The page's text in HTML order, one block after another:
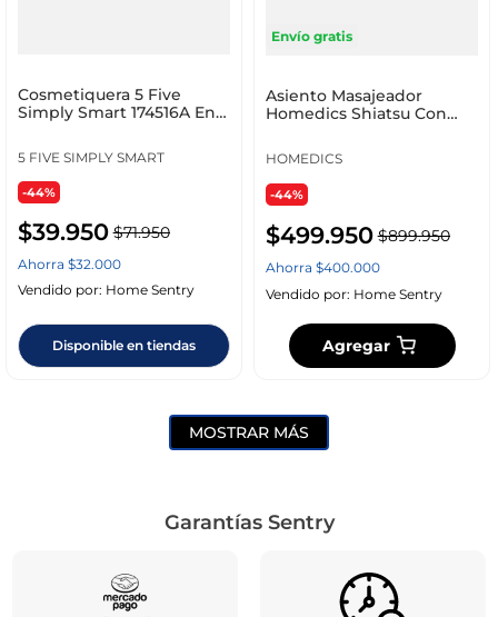
Cosmetiquera 5 Five
Simply Smart 174516A En
5 FIVE SIMPLY SMART
-44%
$39.950 $71.950
Ahorra $32.000
Vendido por: Home Sentry
Disponible en tiendas
Envío gratis
Asiento Masajeador
Homedics Shiatsu Con
HOMEDICS
-44%
$499.950 $899.950
Ahorra $400.000
Vendido por: Home Sentry
Agregar
MOSTRAR MÁS
Garantías Sentry